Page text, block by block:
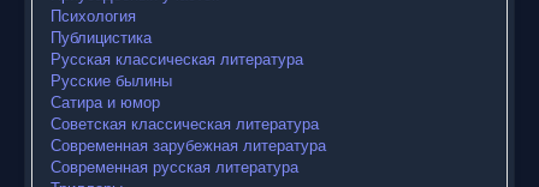
Психология
Публицистика
Русская классическая литература
Русские былины
Сатира и юмор
Советская классическая литература
Современная зарубежная литература
Современная русская литература